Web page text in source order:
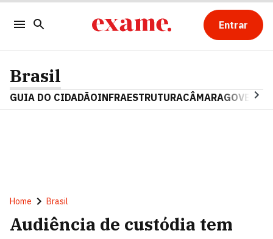
Entrar
Brasil
GUIA DO CIDADÃOINFRAESTRUTURACÂMARAGOVERNO
Home Brasil
Audiência de custódia tem